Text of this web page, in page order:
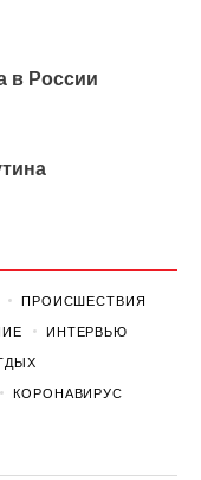
в России
ПРОИСШЕСТВИЯ
ИНТЕРВЬЮ
КОРОНАВИРУС